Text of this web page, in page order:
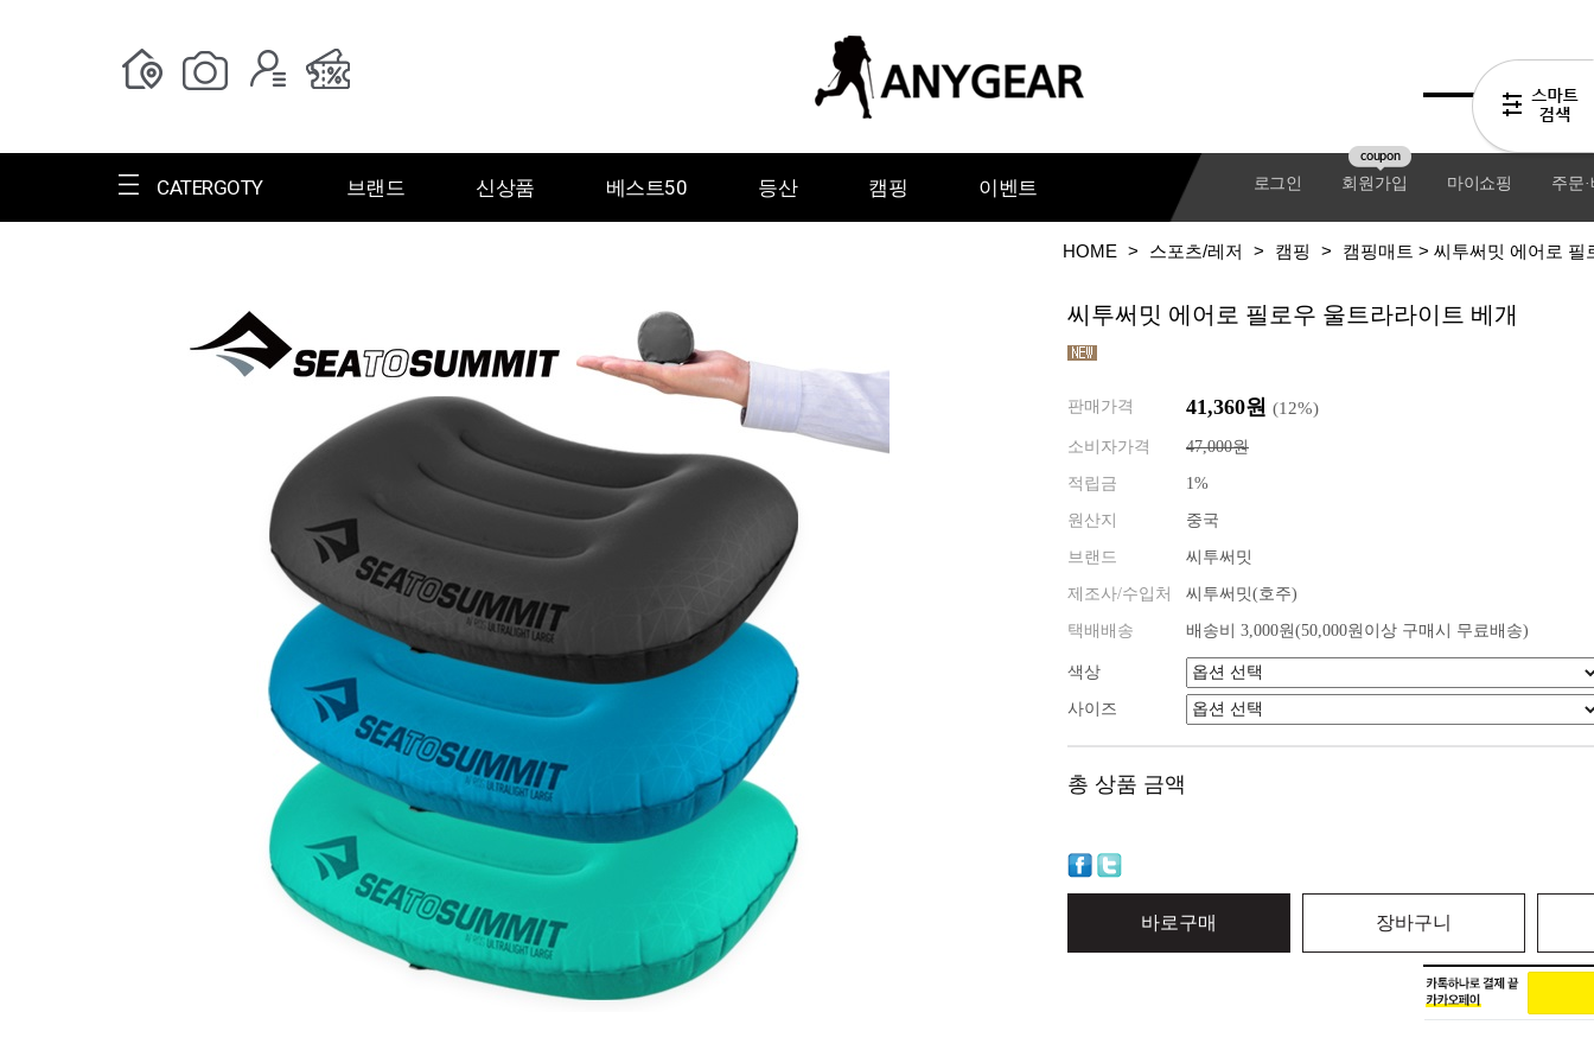
CATERGOTY 브랜드 신상품 베스트50 등산 캠핑 이벤트 로그인 회원가입
coupon
마이쇼핑 주문
전체브랜드
ㄹ ㅇ ㅌ ㅍ
그레고리 그레이웨일디자인 기어팩
HOME > 스포츠/레저 > 캠핑 > 캠핑매트 > 씨투써밋 에어로 필
씨투써밋 에어로 필로우 울트라라이트 베개
판매가격 41,360원 (12%)
소비자가격 47,000원
적립금 1%
원산지 중국
브랜드 씨투써밋
제조사/수입처 씨투써밋(호주)
택배배송 배송비 3,000원(50,000원이상 구매시 무료배송)
색상
사이즈
총 상품 금액
바로구매 장바구니